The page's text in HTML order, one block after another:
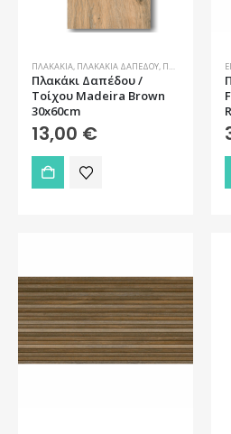
ΠΛΑΚΆΚΙΑ, ΠΛΑΚΆΚΙΑ ΔΑΠΈΔΟΥ, ΠΛΑΚΆΚΙΑ ΔΑΠΈΔΟΥ ΕΞΩΤΕΡΙΚΟΎ ΧΏΡΟΥ
Πλακάκι Δαπέδου /
Τοίχου Madeira Brown
30x60cm
13,00 €